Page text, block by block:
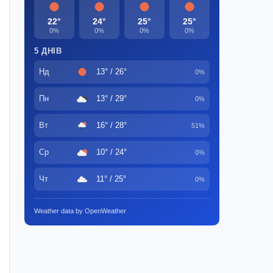
22°
0%
24°
0%
25°
0%
25°
0%
5 ДНІВ
Нд 13° / 26° 0%
Пн 13° / 29° 0%
Вт 16° / 28° 51%
Ср 10° / 24° 0%
Чт 11° / 25° 0%
Weather data by OpenWeather